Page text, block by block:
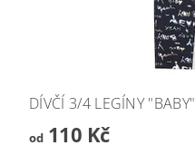
DÍVČÍ 3/4 LEGÍNY "BABY"
od110 Kč